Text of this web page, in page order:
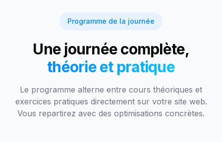
Programme de la journée
Une journée complète,
théorie et pratique
Le programme alterne entre cours théoriques et
exercices pratiques directement sur votre site web.
Vous repartirez avec des optimisations concrètes.